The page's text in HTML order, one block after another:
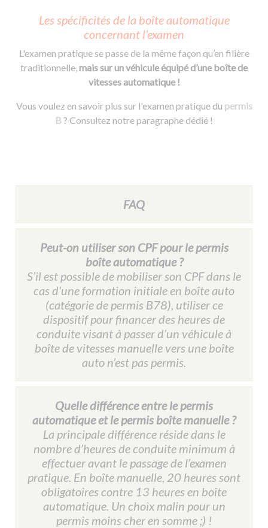
Les spécificités de la boîte automatique
concernant l’examen
L'examen pratique se passe de la même façon qu’en filière
traditionnelle,mais sur un véhicule équipé d’une boîte de
vitesses automatique !
Vous voulez en savoir plus sur l'examen pratique du permis
B? Consultez notre paragraphe dédié !
FAQ
Peut-on utiliser son CPF pour le permis
boîte automatique ?
S’il est possible de mobiliser son CPF dans le
cas d’une formation initiale en boîte auto
(catégorie de permis B78), utiliser ce
dispositif pour financer des heures de
conduite visant à passer d’un véhicule à
boîte de vitesses manuelle vers une boîte
auto n’est pas permis.
Quelle différence entre le permis
automatique et le permis boîte manuelle ?
La principale différence réside dans le
nombre d’heures de conduite minimum à
effectuer avant le passage de l’examen
pratique. En boîte manuelle, 20 heures sont
obligatoires contre 13 heures en boîte
automatique. Un choix malin pour un
permis moins cher en somme ;) !